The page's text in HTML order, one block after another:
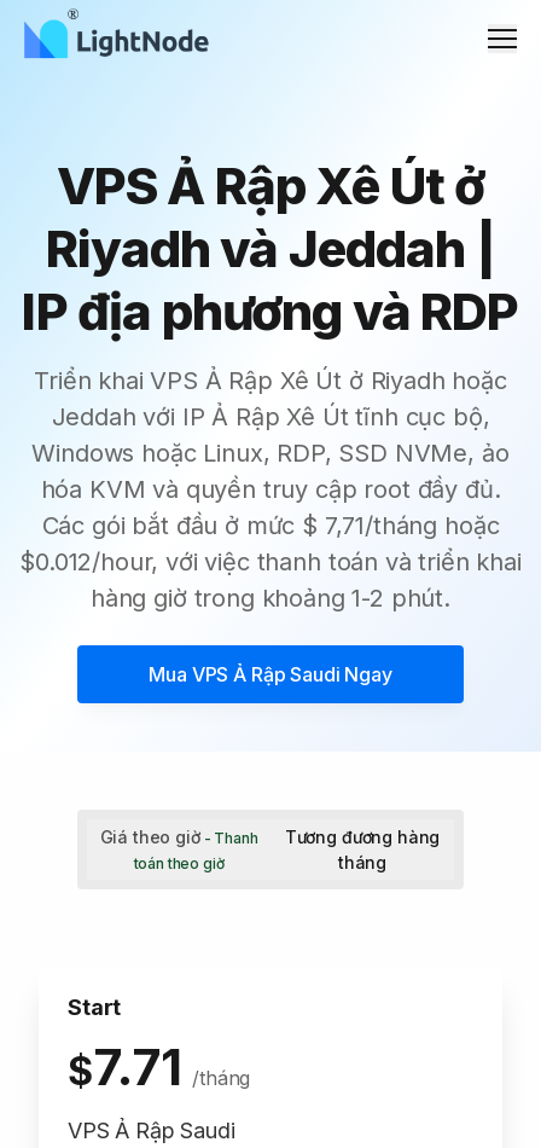
VPS Ả Rập Xê Út ở
Riyadh và Jeddah |
IP địa phương và RDP
Triển khai VPS Ả Rập Xê Út ở Riyadh hoặc
Jeddah với IP Ả Rập Xê Út tĩnh cục bộ,
Windows hoặc Linux, RDP, SSD NVMe, ảo
hóa KVM và quyền truy cập root đầy đủ.
Các gói bắt đầu ở mức $ 7,71/tháng hoặc
$0.012/hour, với việc thanh toán và triển khai
hàng giờ trong khoảng 1-2 phút.
Mua VPS Ả Rập Saudi Ngay
Giá theo giờ - Thanh
toán theo giờ
Tương đương hàng
tháng
Start
$7.71 /tháng
VPS Ả Rập Saudi